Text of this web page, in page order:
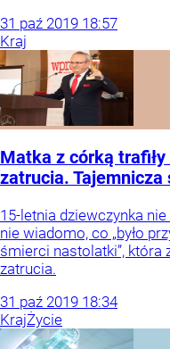
31 paź 2019 18:57
Kraj
Matka z córką
zatrucia.
15-letnia dziewczynka
nie wiadomo, co „było
śmierci nastolatki”, która
zatrucia.
31 paź 2019 18:34
KrajŻycie